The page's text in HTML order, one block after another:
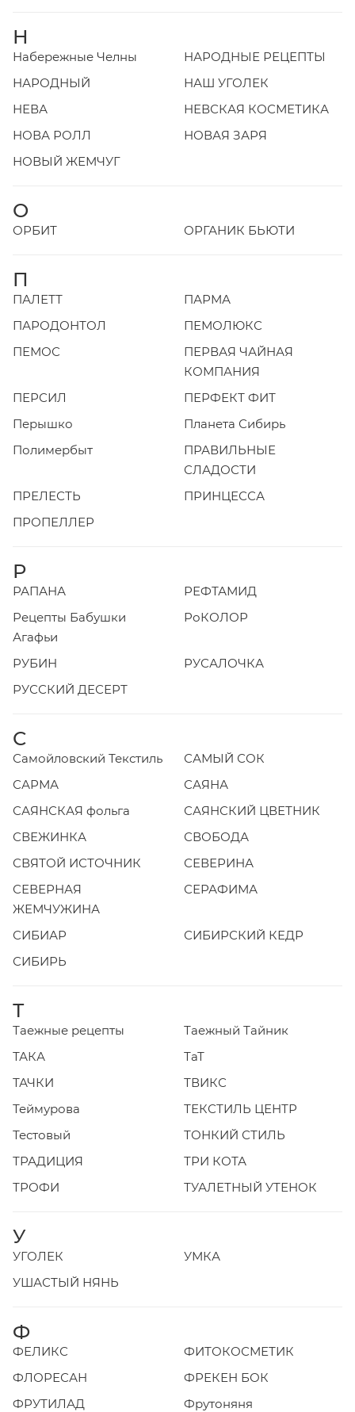
Н
Набережные Челны
НАРОДНЫЕ РЕЦЕПТЫ
НАРОДНЫЙ
НАШ УГОЛЕК
НЕВА
НЕВСКАЯ КОСМЕТИКА
НОВА РОЛЛ
НОВАЯ ЗАРЯ
НОВЫЙ ЖЕМЧУГ
О
ОРБИТ ОРГАНИК БЬЮТИ
П
ПАЛЕТТ
ПАРМА
ПАРОДОНТОЛ
ПЕМОЛЮКС
ПЕМОС
ПЕРВАЯ ЧАЙНАЯ
КОМПАНИЯ
ПЕРСИЛ
ПЕРФЕКТ ФИТ
Перышко
Планета Сибирь
Полимербыт
ПРАВИЛЬНЫЕ
СЛАДОСТИ
ПРЕЛЕСТЬ
ПРИНЦЕССА
ПРОПЕЛЛЕР
Р
РАПАНА
РЕФТАМИД
Рецепты Бабушки
Агафьи
РоКОЛОР
РУБИН
РУСАЛОЧКА
РУССКИЙ ДЕСЕРТ
С
Самойловский Текстиль
САМЫЙ СОК
САРМА
САЯНА
САЯНСКАЯ фольга
САЯНСКИЙ ЦВЕТНИК
СВЕЖИНКА
СВОБОДА
СВЯТОЙ ИСТОЧНИК
СЕВЕРИНА
СЕВЕРНАЯ
ЖЕМЧУЖИНА
СЕРАФИМА
СИБИАР
СИБИРСКИЙ КЕДР
СИБИРЬ
Т
Таежные рецепты
Таежный Тайник
ТАКА
ТаТ
ТАЧКИ
ТВИКС
Теймурова
ТЕКСТИЛЬ ЦЕНТР
Тестовый
ТОНКИЙ СТИЛЬ
ТРАДИЦИЯ
ТРИ КОТА
ТРОФИ
ТУАЛЕТНЫЙ УТЕНОК
У
УГОЛЕК
УМКА
УШАСТЫЙ НЯНЬ
Ф
ФЕЛИКС
ФИТОКОСМЕТИК
ФЛОРЕСАН
ФРЕКЕН БОК
ФРУТИЛАД
Фрутоняня